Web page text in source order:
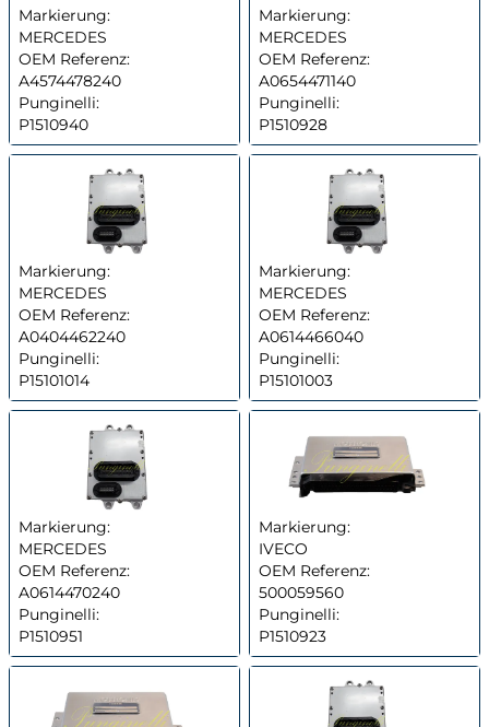
Markierung:
MERCEDES
OEM Referenz:
A4574478240
Punginelli:
P1510940
Markierung:
MERCEDES
OEM Referenz:
A0654471140
Punginelli:
P1510928
Markierung:
MERCEDES
OEM Referenz:
A0404462240
Punginelli:
P15101014
Markierung:
MERCEDES
OEM Referenz:
A0614466040
Punginelli:
P15101003
Markierung:
MERCEDES
OEM Referenz:
A0614470240
Punginelli:
P1510951
Markierung:
IVECO
OEM Referenz:
500059560
Punginelli:
P1510923